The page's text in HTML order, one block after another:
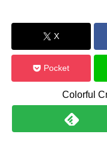
X
Pocket
Colorful